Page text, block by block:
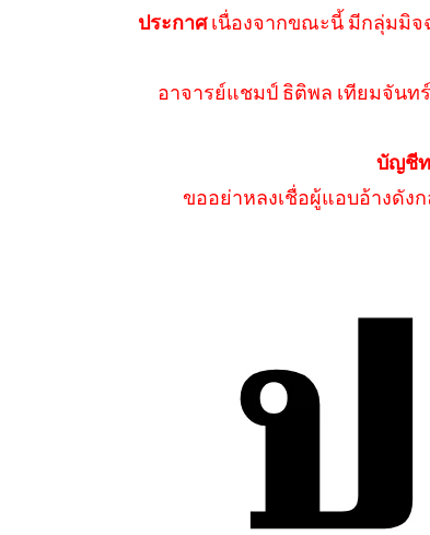
ประกาศเนื่องจากขณะนี้ มีกลุ่มมิจ
อาจารย์แชมป์ ธิติพล เทียมจันท
บัญชีท
ขออย่าหลงเชื่อผู้แอบอ้างดัง